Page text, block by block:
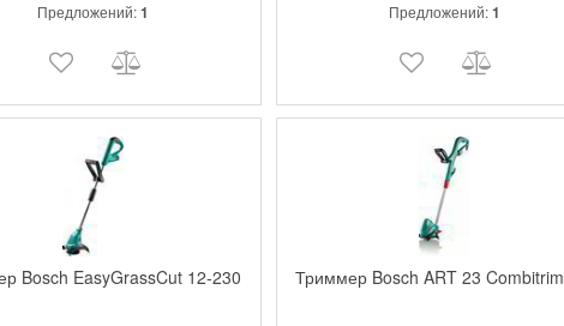
Предложений:1
Предложений:1
Bosch EasyGrassCut 12-230 Триммер Bosch ART 23 Combitrim